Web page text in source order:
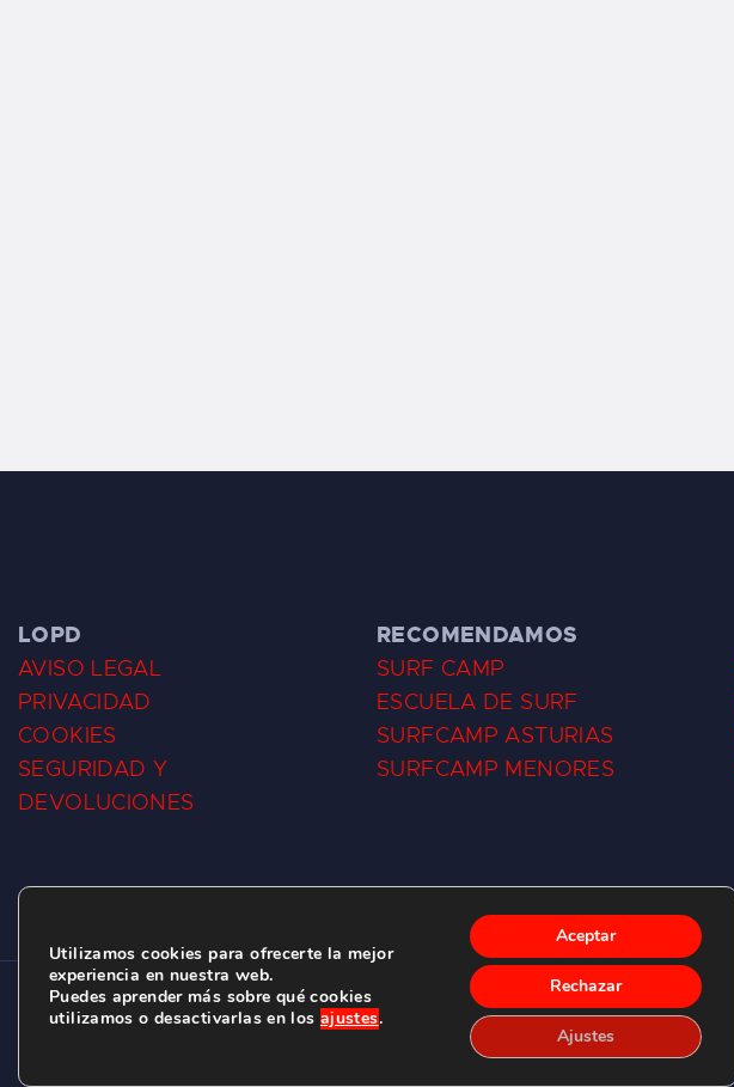
LOPD
AVISO LEGAL
PRIVACIDAD
COOKIES
SEGURIDAD Y
DEVOLUCIONES
RECOMENDAMOS
SURF CAMP
ESCUELA DE SURF
SURFCAMP ASTURIAS
SURFCAMP MENORES
CLUB DE SURF LAS DUNAS ©2026.
C/ BERNARDO ÁLVAREZ GALAN 1, SALINAS (ASTURIAS)
Utilizamos cookies para ofrecerte la mejor
experiencia en nuestra web.
Puedes aprender más sobre qué cookies
utilizamos o desactivarlas en los ajustes.
Aceptar
Rechazar
Ajustes